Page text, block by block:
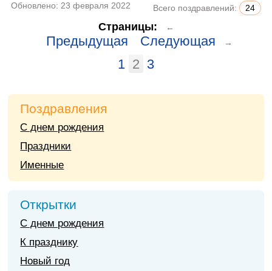
Обновлено: 23 февраля 2022 Всего поздравлений: 24
Страницы: ←
Предыдущая Следующая →
1 2 3
Поздравления
С днем рождения
Праздники
Именные
Открытки
С днем рождения
К празднику
Новый год